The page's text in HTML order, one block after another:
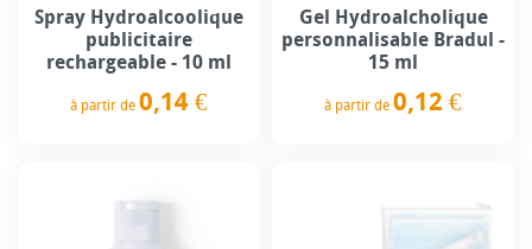
Spray Hydroalcoolique
publicitaire
rechargeable - 10 ml
à partir de 0,14 €
Gel Hydroalcholique
personnalisable Bradul -
15 ml
à partir de 0,12 €